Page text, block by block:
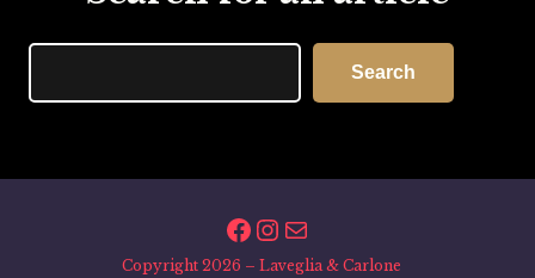
Search
Facebook
Instagram
Email
Copyright 2026 – Laveglia & Carlone